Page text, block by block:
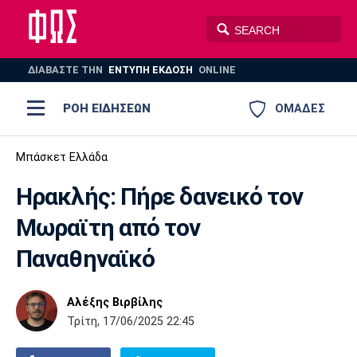
ΔΙΑΒΑΣΤΕ THN ΕΝΤΥΠΗ ΕΚΔΟΣΗ ONLINE
ΟΜΑΔΕΣ
ΡΟΗ ΕΙΔΗΣΕΩΝ
ΠΟΔΟΣΦΑΙΡΟ
ΒΟΛΕΪ ΠΟΛΟ
AUTO-MOTO PLUS
Ποδόσφαιρο
Super League 1
Super League 2
Ελλάδα
Μπάσκετ
Ελλάδα
EuroLeague
Ολυμπιακοί Αγώνες
Πόλο
Ολυμπιακός ΑΕΚ
Παναθηναϊκός Ατρόμητος
Μπάσκετ Ελλάδα
Ηρακλής: Πήρε δανεικό τον
Μωραϊτη από τον
Παναθηναϊκό
Αλέξης Βιρβίλης
Τρίτη, 17/06/2025 22:45